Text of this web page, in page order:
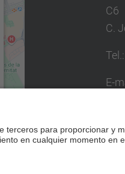
C6
C.
E-